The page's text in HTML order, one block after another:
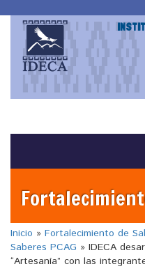
Inicio » Fortalecimiento de
Saberes PCAG » IDECA
“Artesanía” con las